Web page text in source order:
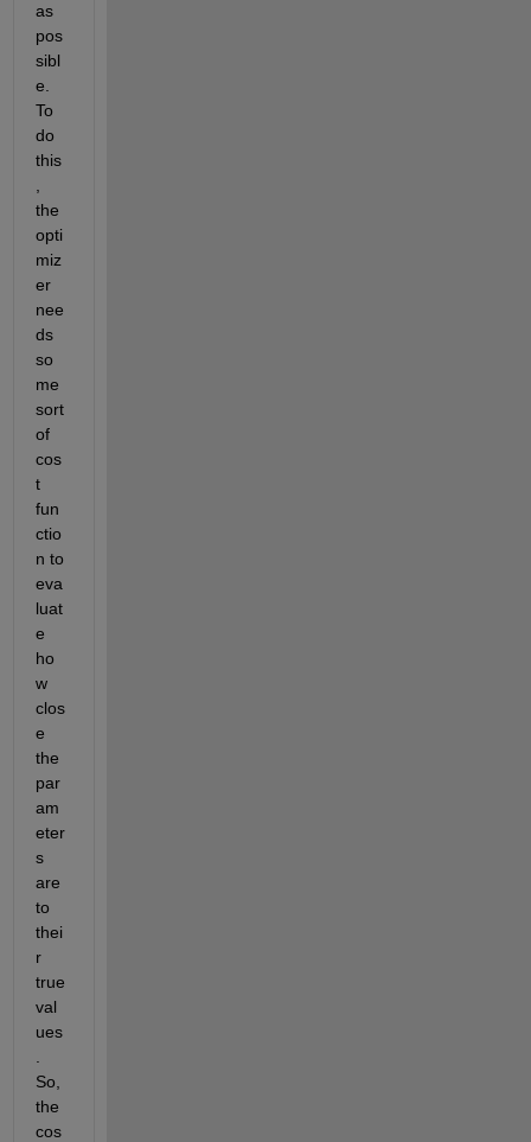
as
pos
sibl
e.
To
do
this
the
opti
miz
er
nee
ds
so
me
sort
of
cos
t
fun
ctio
n to
eva
luat
e
ho
w
clos
e
the
par
am
eter
s
are
to
thei
r
true
val
ues
So,
the
cos